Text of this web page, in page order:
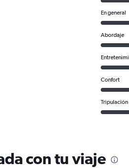
En general
Abordaje
Confort
Tripulación
con tu viaje